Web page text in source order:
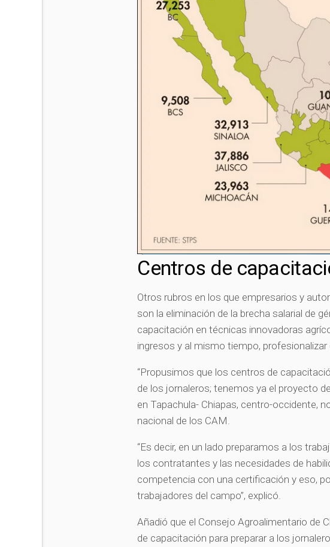
Centros de
Otros rubros en los que empresarios y
son la eliminación de la brecha salarial de
capacitación en técnicas innovadoras
ingresos y al mismo tiempo, profesionalizar
“Propusimos que los centros de
de los jornaleros; tenemos ya el proyecto
en Tapachula- Chiapas, centro-occidente,
nacional de los CAM.
“Es decir, en un lado preparamos a los
los contratantes y las necesidades de
competencia con una certificación y eso,
trabajadores del campo”, explicó.
Añadió que el Consejo Agroalimentario de
de capacitación para preparar a los